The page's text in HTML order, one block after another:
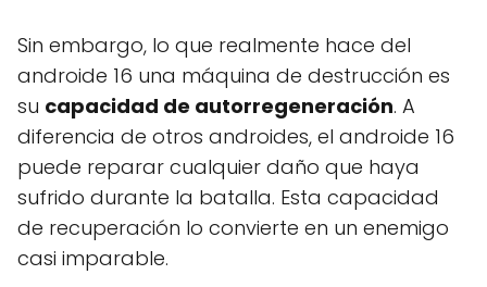
Sin embargo, lo que realmente hace del
androide 16 una máquina de destrucción es
su capacidad de autorregeneración. A
diferencia de otros androides, el androide 16
puede reparar cualquier daño que haya
sufrido durante la batalla. Esta capacidad
de recuperación lo convierte en un enemigo
casi imparable.